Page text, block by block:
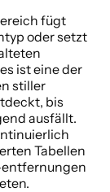
fügt
oder setzt
ist eine der
stiller
bis
Tabellen